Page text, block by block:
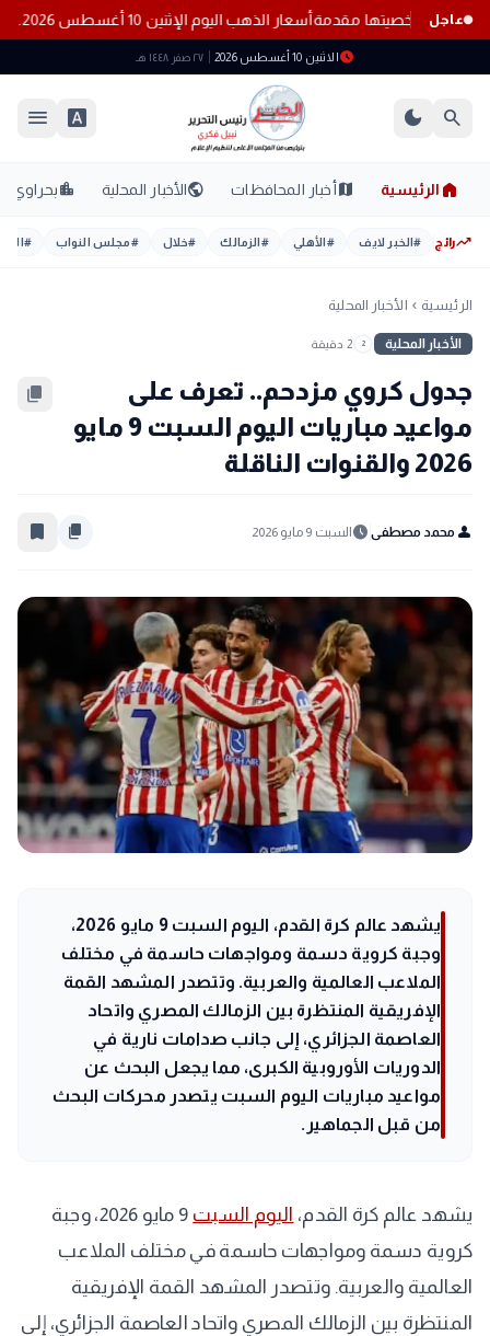
عاجل أسعار الذهب اليوم الإثنين 10 أغسطس 2026.. عيار 21 عند 6125 جنيهًا
scheduleالاثنين 10 أغسطس 2026 ٢٧ صفر ١٤٤٨ هـ
search
dark_mode
font_download
menu
home الرئيسية mapأخبار المحافظات publicالأخبار المحلية location_cityبحراوي
trending_upرائج #الخبر لايف #الأهلي #الزمالك #خلال #مجلس النواب #
الرئيسية chevron_left الأخبار المحلية
الأخبار المحلية 2 2 دقيقة
جدول كروي مزدحم.. تعرف على
مواعيد مباريات اليوم السبت 9 مايو
2026 والقنوات الناقلة
content_copy
person محمد مصطفى schedule السبت 9 مايو 2026 content_copy
bookmark_border
يشهد عالم كرة القدم، اليوم السبت 9 مايو 2026،
وجبة كروية دسمة ومواجهات حاسمة في مختلف
الملاعب العالمية والعربية. وتتصدر المشهد القمة
الإفريقية المنتظرة بين الزمالك المصري واتحاد
العاصمة الجزائري، إلى جانب صدامات نارية في
الدوريات الأوروبية الكبرى، مما يجعل البحث عن
مواعيد مباريات اليوم السبت يتصدر محركات البحث
من قبل الجماهير.
​يشهد عالم كرة القدم، اليوم السبت
9 مايو 2026، وجبة
كروية دسمة ومواجهات حاسمة في مختلف الملاعب
العالمية والعربية. وتتصدر المشهد القمة الإفريقية
المنتظرة بين الزمالك المصري واتحاد العاصمة الجزائري، إلى